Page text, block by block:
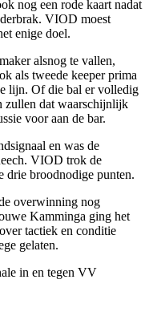
nog een rode kaart nadat
VIOD moest
enige doel.
alsnog te vallen,
als tweede keeper prima
lijn. Of die bal er volledig
zullen dat waarschijnlijk
voor aan de bar.
en was de
VIOD trok de
drie broodnodige punten.
overwinning nog
Kamminga ging het
tactiek en conditie
gelaten.
in en tegen VV